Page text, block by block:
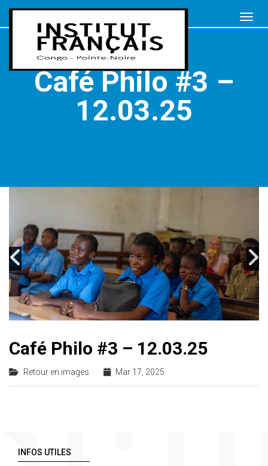
Café Philo #3 –
12.03.25
Café Philo #3 – 12.03.25
Retour en images Mar 17, 2025
INFOS UTILES